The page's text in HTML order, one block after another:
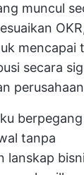
muncul
mencapai
secara
tanpa
lanskap